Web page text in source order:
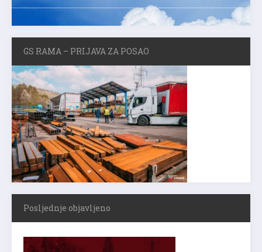
GS RAMA – PRIJAVA ZA POSAO
Posljednje objavljeno